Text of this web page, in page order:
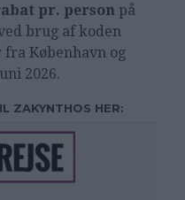
pr. personpå
brug af koden
København og
2026.
ZAKYNTHOS HER: